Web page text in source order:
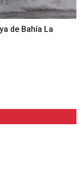
de Bahía La